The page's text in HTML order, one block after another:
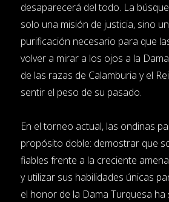
desaparecerá del todo. La
solo una misión de justicia, sino
purificación necesario para que
volver a mirar a los ojos a la
de las razas de Calamburia y el
sentir el peso de su pasado.
En el torneo actual, las ondinas
propósito doble: demostrar que
fiables frente a la creciente
y utilizar sus habilidades únicas
el honor de la Dama Turquesa